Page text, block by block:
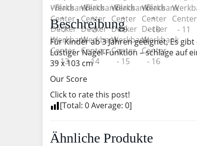
Beschreibung
Für Kinder ab 3 Jahren geeignet, Es
Lustiger Nagel-Funktion – schlage auf
39 x 103 cm
Our Score
Click to rate this post!
[Total: 0Average: 0]
Ähnliche Produkte